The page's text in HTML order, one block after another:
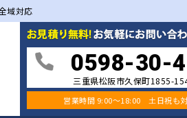
域対応
0598-30-
三重県松阪市久保町1855-
営業時間 9:00〜18:00 土日祝も対